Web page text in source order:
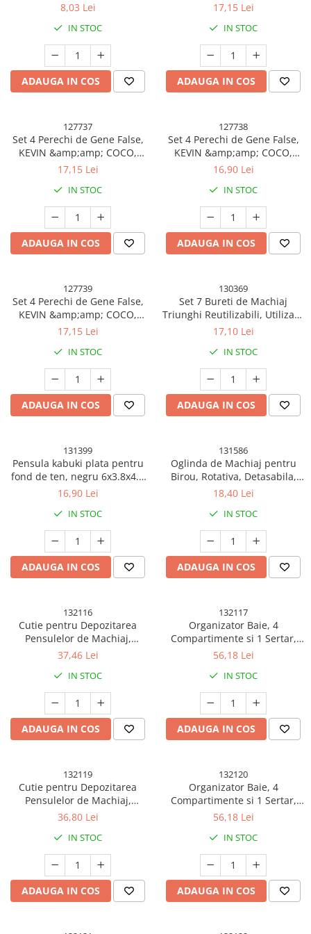
Articole pentru Gradina si Bricolaj
Articole pentru Iluminat
Corpuri de iluminat
Lampi de veghe
Articole si, Echipamente pentru
Pelerine, Umbrele si Accesorii
Videoproiectoare
8,03 Lei
IN STOC
ADAUGA IN COS
Marimea 2
17,15 Lei
IN STOC
ADAUGA IN COS
127737
Set 4 Perechi de Gene False,
KEVIN &amp;amp; COCO,
Marimea 3
17,15 Lei
IN STOC
ADAUGA IN COS
127738
Set 4 Perechi de Gene False,
KEVIN &amp;amp; COCO,
Marimea 4
16,90 Lei
IN STOC
ADAUGA IN COS
127739
Set 4 Perechi de Gene False,
KEVIN &amp;amp; COCO,
Marimea 5
17,15 Lei
IN STOC
ADAUGA IN COS
130369
Set 7 Bureti de Machiaj
Triunghi Reutilizabili, Utilizare
Umeda sau Uscata, 5.5 x 5.5 x
Multicolor
17,10 Lei
IN STOC
ADAUGA IN COS
131399
Pensula kabuki plata pentru
fond de ten, negru 6x3.8x4.2
cm, Cutie Protectie
16,90 Lei
IN STOC
ADAUGA IN COS
131586
Oglinda de Machiaj pentru
Birou, Rotativa, Detasabila,
Model de Floarea Soarelui,
Depozitare, Galbena
18,40 Lei
IN STOC
ADAUGA IN COS
132116
Cutie pentru Depozitarea
Pensulelor de Machiaj,
Rotativa, Plastic, 36 cm x 13
37,46 Lei
IN STOC
ADAUGA IN COS
132117
Organizator Baie, 4
Compartimente si 1 Sertar,
Rotire 360 Grade, din PP+PET,
56,18 Lei
IN STOC
ADAUGA IN COS
132119
Cutie pentru Depozitarea
Pensulelor de Machiaj,
Rotativa, Plastic, 36 cm x 13
36,80 Lei
IN STOC
ADAUGA IN COS
132120
Organizator Baie, 4
Compartimente si 1 Sertar,
Rotire 360 Grade, din PP+PET,
56,18 Lei
IN STOC
ADAUGA IN COS